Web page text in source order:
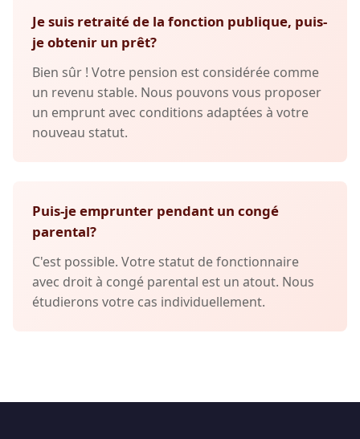
Je suis retraité de la fonction publique, puis-
je obtenir un prêt?
Bien sûr ! Votre pension est considérée comme
un revenu stable. Nous pouvons vous proposer
un emprunt avec conditions adaptées à votre
nouveau statut.
Puis-je emprunter pendant un congé
parental?
C'est possible. Votre statut de fonctionnaire
avec droit à congé parental est un atout. Nous
étudierons votre cas individuellement.